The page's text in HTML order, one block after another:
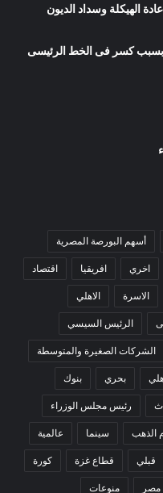
الهيكلة وسداد الديون
بسبب كسر فى الخط الرئيسى
أسهم البورصة المصرية
اخري افريقيا اقتصاد
الاسرة الاهلي
الرئيس السيسي
الشركات الصغيرة والمتوسطة
بحري بنوك
رئيس مجلس الوزراء
الذهب سينما عالمية
قبلي قطاع غزة كورة
مصر منوعات